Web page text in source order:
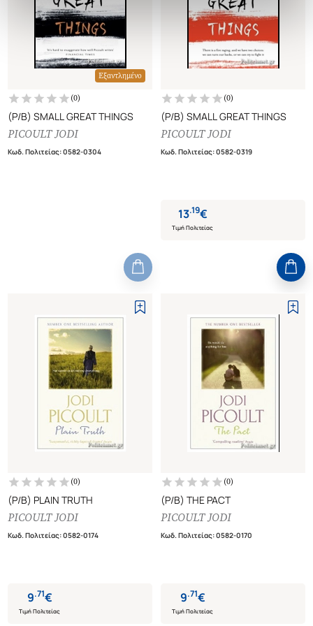
Εξαντλημένο
(0)
(P/B) SMALL GREAT THINGS
PICOULT JODI
Κωδ. Πολιτείας:0582-0304
(0)
(P/B) SMALL GREAT THINGS
PICOULT JODI
Κωδ. Πολιτείας:0582-0319
13.19€
Τιμή Πολιτείας
(0)
(P/B) PLAIN TRUTH
PICOULT JODI
Κωδ. Πολιτείας:0582-0174
9.71€
Τιμή Πολιτείας
(0)
(P/B) THE PACT
PICOULT JODI
Κωδ. Πολιτείας:0582-0170
9.71€
Τιμή Πολιτείας